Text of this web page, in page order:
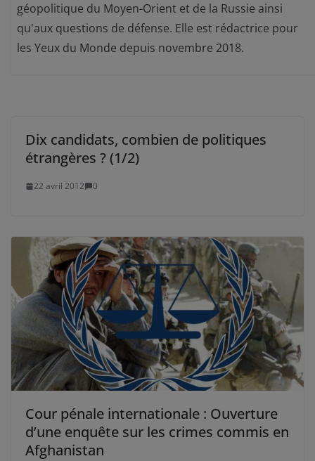
géopolitique du Moyen-Orient et de la Russie ainsi
qu'aux questions de défense. Elle est rédactrice pour
les Yeux du Monde depuis novembre 2018.
Dix candidats, combien de politiques
étrangères ? (1/2)
22 avril 2012 0
Cour pénale internationale : Ouverture
d’une enquête sur les crimes commis en
Afghanistan